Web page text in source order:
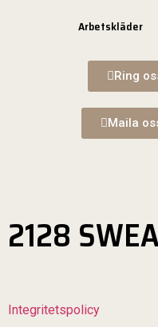
Arbetskläder
Ring
Maila
2128
Integritetspolicy